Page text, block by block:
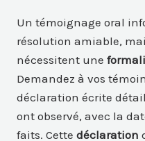
Un témoignage oral
résolution amiable,
nécessitent une
Demandez à vos
déclaration écrite
ont observé, avec la
faits. Cettedéclaration